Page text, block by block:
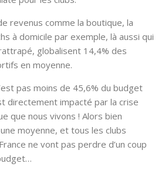
revenus comme la boutique, la
à domicile par exemple, là aussi qui
globalisent 14,4% des
en moyenne.
pas moins de 45,6% du budget
directement impacté par la crise
que nous vivons ! Alors bien
moyenne, et tous les clubs
ne vont pas perdre d’un coup